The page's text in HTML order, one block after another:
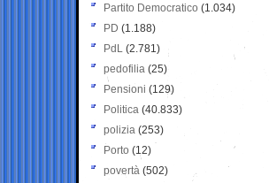
Partito Democratico (1.034)
PD (1.188)
PdL (2.781)
pedofilia (25)
Pensioni (129)
Politica (40.833)
polizia (253)
Porto (12)
povertà (502)